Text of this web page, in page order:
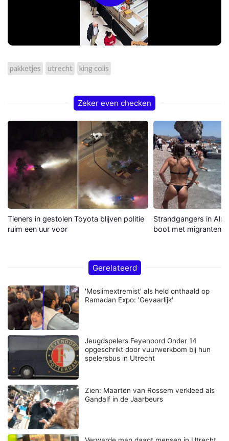
Video
pakketjes utrecht king colis
Zeker even checken
Tieners in gestolen Toyota blijven politie
ruim een uur voor
Strandgangers in
boot met migranten
Gerelateerd
'Moslimextremist' als held onthaald op
Ramadan Expo: 'Gevaarlijk'
Jeugdspelers Feyenoord Onder 14
opgeschrikt door vuurwerkbom bij hun
spelersbus in Utrecht
Zien: Maarten van Rossem verkleed als
Gandalf in de Jaarbeurs